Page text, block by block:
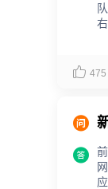
 475

